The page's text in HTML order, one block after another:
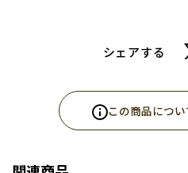
シェアする
この商品につ